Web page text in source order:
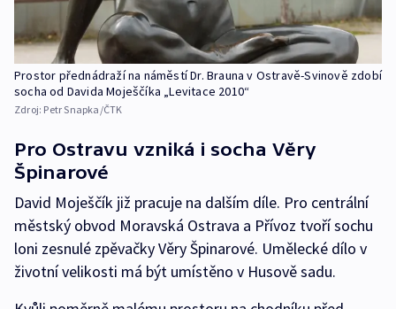
Prostor přednádraží na náměstí Dr. Brauna v Ostravě-Svinově zdobí
socha od Davida Moješčíka „Levitace 2010“
Zdroj: Petr Snapka/ČTK
Pro Ostravu vzniká i socha Věry
Špinarové
David Moješčík již pracuje na dalším díle. Pro centrální
městský obvod Moravská Ostrava a Přívoz tvoří sochu
loni zesnulé zpěvačky Věry Špinarové. Umělecké dílo v
životní velikosti má být umístěno v Husově sadu.